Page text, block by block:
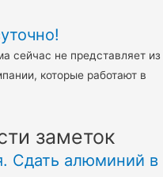
сейчас не представляет из
которые работают в
заметок
Сдать алюминий в